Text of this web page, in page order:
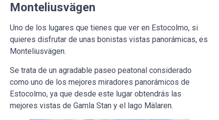
Monteliusvägen
Uno de los lugares que tienes que ver en Estocolmo, si
quieres disfrutar de unas bonistas vistas panorámicas, es
Monteliusvägen.
Se trata de un agradable paseo peatonal considerado
como uno de los mejores miradores panorámicos de
Estocolmo, ya que desde este lugar obtendrás las
mejores vistas de Gamla Stan y el lago Mälaren.